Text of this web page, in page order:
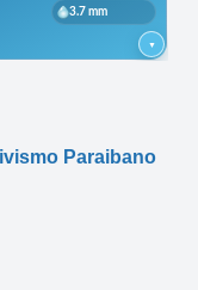
Paraibano